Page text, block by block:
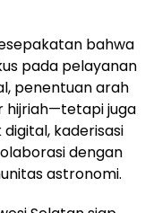
bahwa
pada pelayanan
penentuan arah
hijriah—tetapi juga
kaderisasi
dengan
astronomi.